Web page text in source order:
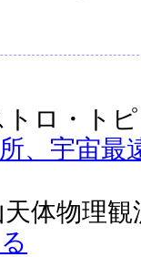
トロ・ト
、宇宙最
天体物理